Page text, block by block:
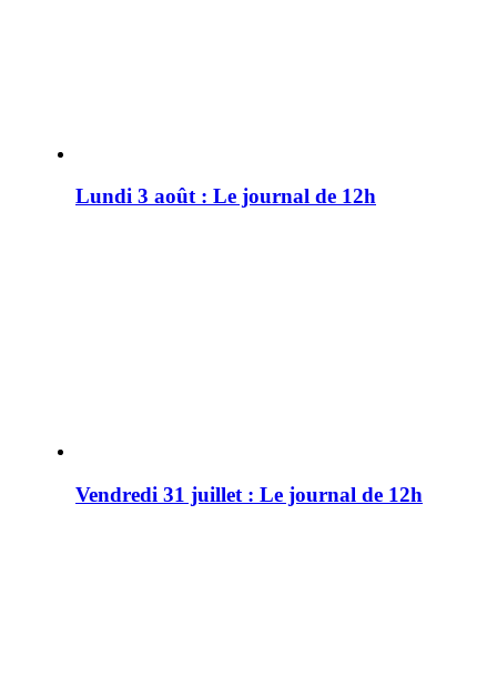
Lundi 3 août : Le journal de 12h
Vendredi 31 juillet : Le journal de 12h